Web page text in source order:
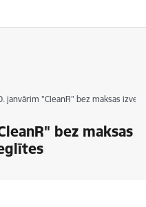
janvārim "CleanR" bez maksas
bez maksas